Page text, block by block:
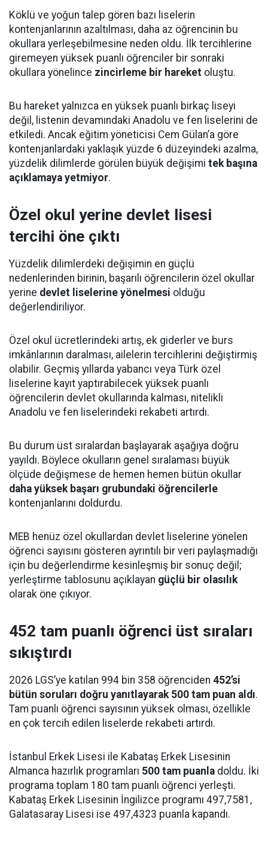
Köklü ve yoğun talep gören bazı liselerin
kontenjanlarının azaltılması, daha az öğrencinin bu
okullara yerleşebilmesine neden oldu. İlk tercihlerine
giremeyen yüksek puanlı öğrenciler bir sonraki
okullara yönelince zincirleme bir hareket oluştu.
Bu hareket yalnızca en yüksek puanlı birkaç liseyi
değil, listenin devamındaki Anadolu ve fen liselerini de
etkiledi. Ancak eğitim yöneticisi Cem Gülan’a göre
kontenjanlardaki yaklaşık yüzde 6 düzeyindeki azalma,
yüzdelik dilimlerde görülen büyük değişimi tek başına
açıklamaya yetmiyor.
Özel okul yerine devlet lisesi
tercihi öne çıktı
Yüzdelik dilimlerdeki değişimin en güçlü
nedenlerinden birinin, başarılı öğrencilerin özel okullar
yerine devlet liselerine yönelmesi olduğu
değerlendiriliyor.
Özel okul ücretlerindeki artış, ek giderler ve burs
imkânlarının daralması, ailelerin tercihlerini değiştirmiş
olabilir. Geçmiş yıllarda yabancı veya Türk özel
liselerine kayıt yaptırabilecek yüksek puanlı
öğrencilerin devlet okullarında kalması, nitelikli
Anadolu ve fen liselerindeki rekabeti artırdı.
Bu durum üst sıralardan başlayarak aşağıya doğru
yayıldı. Böylece okulların genel sıralaması büyük
ölçüde değişmese de hemen hemen bütün okullar
daha yüksek başarı grubundaki öğrencilerle
kontenjanlarını doldurdu.
MEB henüz özel okullardan devlet liselerine yönelen
öğrenci sayısını gösteren ayrıntılı bir veri paylaşmadığı
için bu değerlendirme kesinleşmiş bir sonuç değil;
yerleştirme tablosunu açıklayan güçlü bir olasılık
olarak öne çıkıyor.
452 tam puanlı öğrenci üst sıraları
sıkıştırdı
2026 LGS’ye katılan 994 bin 358 öğrenciden 452’si
bütün soruları doğru yanıtlayarak 500 tam puan aldı.
Tam puanlı öğrenci sayısının yüksek olması, özellikle
en çok tercih edilen liselerde rekabeti artırdı.
İstanbul Erkek Lisesi ile Kabataş Erkek Lisesinin
Almanca hazırlık programları 500 tam puanla doldu. İki
programa toplam 180 tam puanlı öğrenci yerleşti.
Kabataş Erkek Lisesinin İngilizce programı 497,7581,
Galatasaray Lisesi ise 497,4323 puanla kapandı.